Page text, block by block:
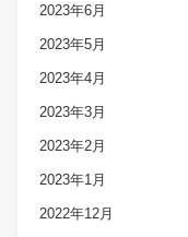
2023年6月
2023年5月
2023年4月
2023年3月
2023年2月
2023年1月
2022年12月